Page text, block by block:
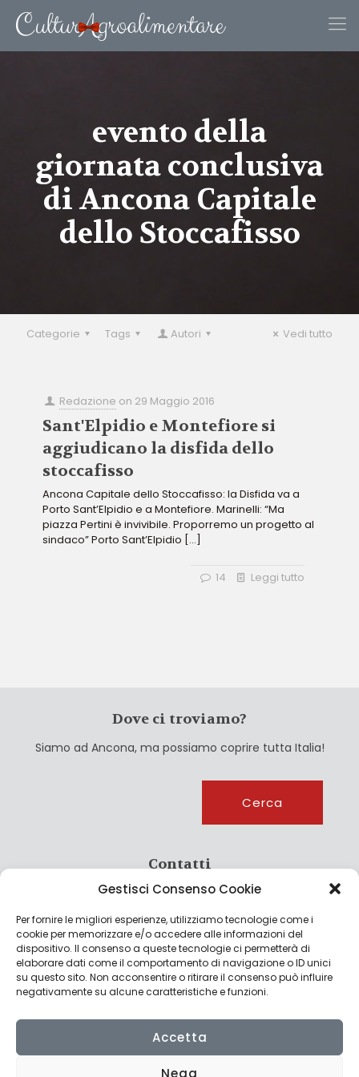
Gestisci Consenso Cookie
Per fornire le migliori esperienze, utilizziamo tecnologie come i
cookie per memorizzare e/o accedere alle informazioni del
dispositivo. Il consenso a queste tecnologie ci permetterà di
elaborare dati come il comportamento di navigazione o ID unici
su questo sito. Non acconsentire o ritirare il consenso può influire
negativamente su alcune caratteristiche e funzioni.
Accetta
Nega
evento della
giornata conclusiva
di Ancona Capitale
dello Stoccafisso
Categorie Tags Autori Vedi tutto
Redazione on 29 Maggio 2016
Sant'Elpidio e Montefiore si
aggiudicano la disfida dello
stoccafisso
Ancona Capitale dello Stoccafisso: la Disfida va a
Porto Sant’Elpidio e a Montefiore. Marinelli: “Ma
piazza Pertini è invivibile. Proporremo un progetto al
sindaco” Porto Sant’Elpidio […]
14 Leggi tutto
Dove ci troviamo?
Siamo ad Ancona, ma possiamo coprire tutta Italia!
Cerca
Contatti
info@culturagroalimentare.com
Note legali
Privacy Policy